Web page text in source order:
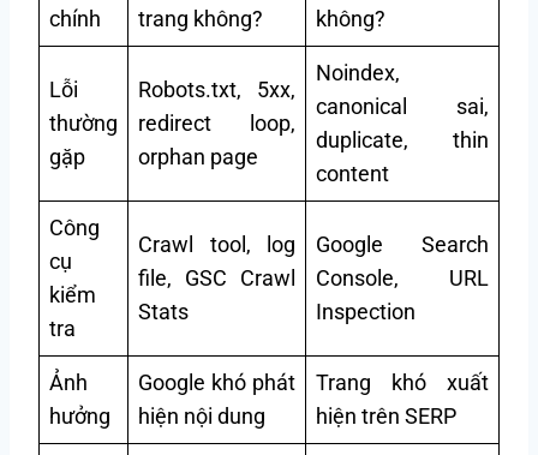
chính
trang không?
không?
Lỗi
thường
gặp
Robots.txt, 5xx,
redirect loop,
orphan page
Noindex,
canonical sai,
duplicate, thin
content
Công
cụ
kiểm
tra
Crawl tool, log
file, GSC Crawl
Stats
Google Search
Console, URL
Inspection
Ảnh
hưởng
Google khó phát
hiện nội dung
Trang khó xuất
hiện trên SERP